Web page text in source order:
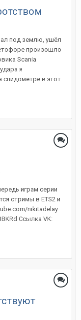
под землю, ушёл
произошло
Scania
я
в этот
играм серии
стримы в ETS2 и
nikitadelay
Ссылка VK: